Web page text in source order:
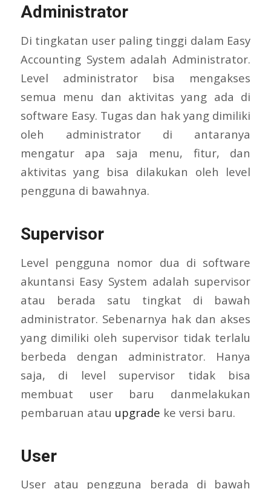
Administrator
Di tingkatan user paling tinggi dalam Easy
Accounting System adalah Administrator.
Level administrator bisa mengakses
semua menu dan aktivitas yang ada di
software Easy. Tugas dan hak yang dimiliki
oleh administrator di antaranya
mengatur apa saja menu, fitur, dan
aktivitas yang bisa dilakukan oleh level
pengguna di bawahnya.
Supervisor
Level pengguna nomor dua di software
akuntansi Easy System adalah supervisor
atau berada satu tingkat di bawah
administrator. Sebenarnya hak dan akses
yang dimiliki oleh supervisor tidak terlalu
berbeda dengan administrator. Hanya
saja, di level supervisor tidak bisa
membuat user baru danmelakukan
pembaruan atau upgrade ke versi baru.
User
User atau pengguna berada di bawah